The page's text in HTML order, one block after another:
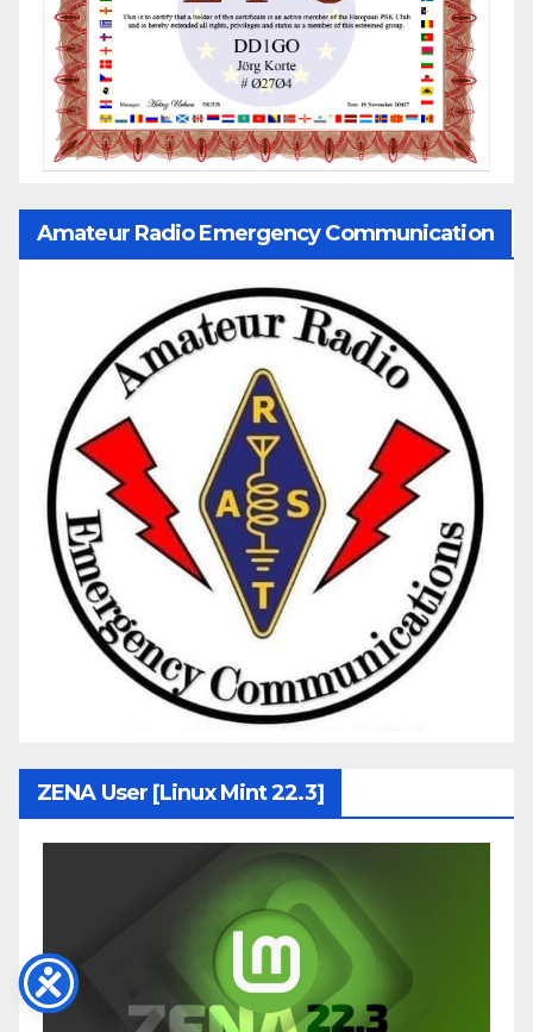
Amateur Radio Emergency Communication
ZENA User [Linux Mint 22.3]